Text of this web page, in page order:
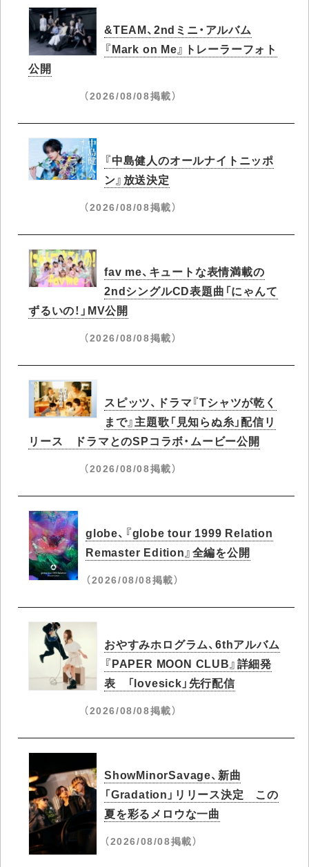
&TEAM、2ndミニ・アルバム
『Mark on Me』トレーラーフォト
公開
（2026/08/08掲載）
『中島健人のオールナイトニッポ
ン』放送決定
（2026/08/08掲載）
fav me、キュートな表情満載の
2ndシングルCD表題曲「にゃんて
ずるいの！」MV公開
（2026/08/08掲載）
スピッツ、ドラマ『Tシャツが乾く
まで』主題歌「見知らぬ糸」配信リ
リース ドラマとのSPコラボ・ムービー公開
（2026/08/08掲載）
globe、『globe tour 1999 Relation
Remaster Edition』全編を公開
（2026/08/08掲載）
おやすみホログラム、6thアルバム
『PAPER MOON CLUB』詳細発
表 「lovesick」先行配信
（2026/08/08掲載）
ShowMinorSavage、新曲
「Gradation」リリース決定 この
夏を彩るメロウな一曲
（2026/08/08掲載）